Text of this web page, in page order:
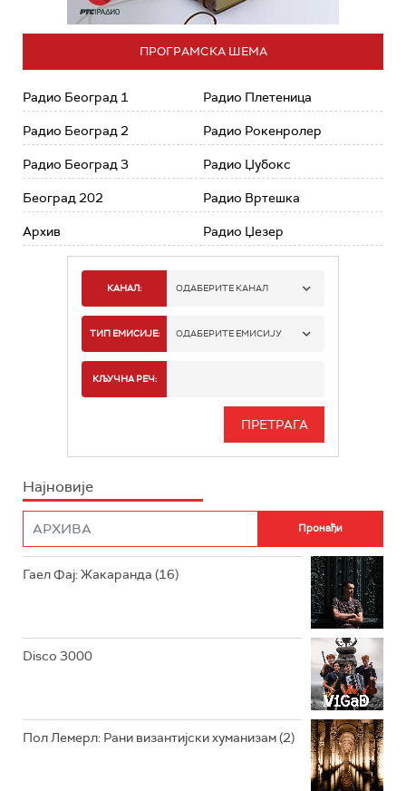
ПРОГРАМСКА ШЕМА
Радио Београд 1
Радио Београд 2
Радио Београд 3
Београд 202
Архив
Радио Плетеница
Радио Рокенролер
Радио Џубокс
Радио Вртешка
Радио Џезер
КАНАЛ: ОДАБЕРИТЕ КАНАЛ
РАДИО БЕОГРАД 1
РАДИО БЕОГРАД 3
РАДИО РОКЕНРОЛЕР
РАДИО ЏЕЗЕР
ТИП ЕМИСИЈЕ: ОДАБЕРИТЕ ЕМИСИЈУ
ИНФО
КЉУЧНА РЕЧ:
Најновије
Гаел Фај: Жакаранда (16)
Disco 3000
Пол Лемерл: Рани византијски хуманизам (2)